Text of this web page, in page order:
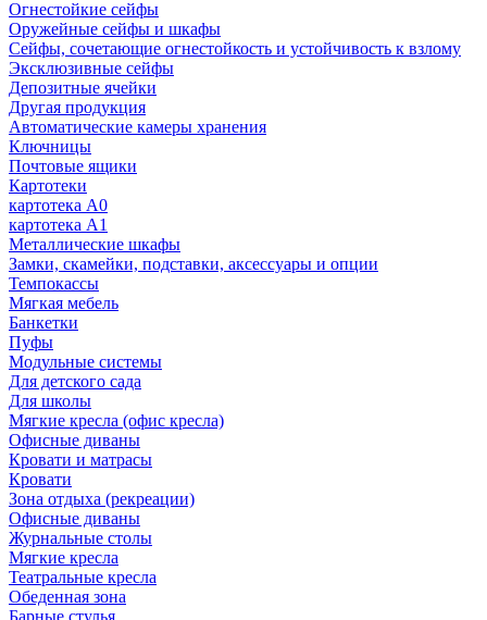
Огнестойкие сейфы
Оружейные сейфы и шкафы
Сейфы, сочетающие огнестойкость и устойчивость к взлому
Эксклюзивные сейфы
Депозитные ячейки
Другая продукция
Автоматические камеры хранения
Ключницы
Почтовые ящики
Картотеки
картотека А0
картотека А1
Металлические шкафы
Замки, скамейки, подставки, аксессуары и опции
Темпокассы
Мягкая мебель
Банкетки
Пуфы
Модульные системы
Для детского сада
Для школы
Мягкие кресла (офис кресла)
Офисные диваны
Кровати и матрасы
Кровати
Зона отдыха (рекреации)
Офисные диваны
Журнальные столы
Мягкие кресла
Театральные кресла
Обеденная зона
Барные стулья